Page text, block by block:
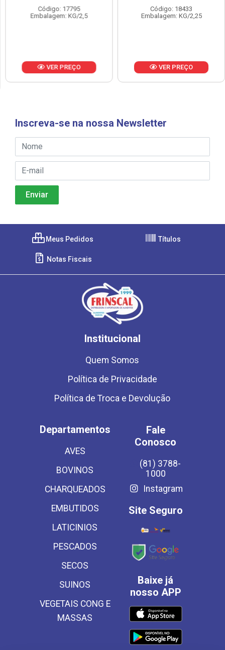
Código: 17795
Embalagem: KG/2,5
VER PREÇO
Código: 18433
Embalagem: KG/2,25
VER PREÇO
Inscreva-se na nossa Newsletter
Meus Pedidos Títulos
Notas Fiscais
Institucional
Quem Somos
Política de Privacidade
Política de Troca e Devolução
Departamentos
AVES
BOVINOS
CHARQUEADOS
EMBUTIDOS
LATICINIOS
PESCADOS
SECOS
SUINOS
VEGETAIS CONG E
MASSAS
Fale
Conosco
(81) 3788-
1000
Instagram
Site Seguro
Baixe já
nosso APP